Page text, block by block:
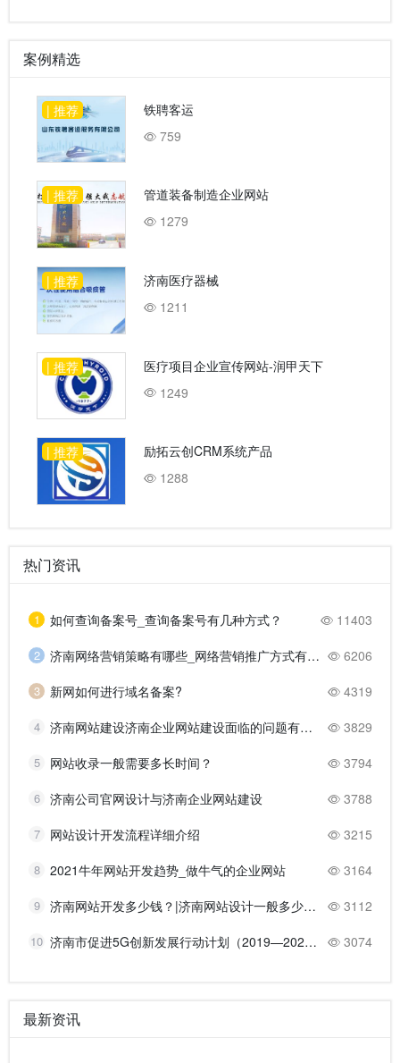
案例精选
| 推荐
铁聘客运
759
| 推荐
管道装备制造企业网站
1279
| 推荐
济南医疗器械
1211
| 推荐
医疗项目企业宣传网站-润甲天下
1249
| 推荐
励拓云创CRM系统产品
1288
热门资讯
1 11403
如何查询备案号_查询备案号有几种方式？
2 6206
济南网络营销策略有哪些_网络营销推广方式有哪些？
3 4319
新网如何进行域名备案?
4 3829
济南网站建设济南企业网站建设面临的问题有哪些？
5 3794
网站收录一般需要多长时间？
6 3788
济南公司官网设计与济南企业网站建设
7 3215
网站设计开发流程详细介绍
8 3164
2021牛年网站开发趋势_做牛气的企业网站
9 3112
济南网站开发多少钱？|济南网站设计一般多少钱？
10 3074
济南市促进5G创新发展行动计划（2019—2021年）的主要任务
最新资讯